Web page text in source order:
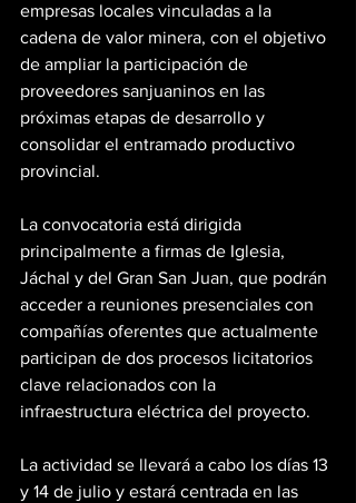
empresas locales vinculadas a la
cadena de valor minera, con el objetivo
de ampliar la participación de
proveedores sanjuaninos en las
próximas etapas de desarrollo y
consolidar el entramado productivo
provincial.
La convocatoria está dirigida
principalmente a firmas de Iglesia,
Jáchal y del Gran San Juan, que podrán
acceder a reuniones presenciales con
compañías oferentes que actualmente
participan de dos procesos licitatorios
clave relacionados con la
infraestructura eléctrica del proyecto.
La actividad se llevará a cabo los días 13
y 14 de julio y estará centrada en las